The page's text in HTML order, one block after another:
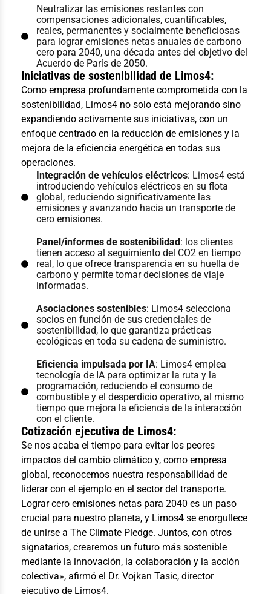
Neutralizar las emisiones restantes con
compensaciones adicionales, cuantificables,
reales, permanentes y socialmente beneficiosas
para lograr emisiones netas anuales de carbono
cero para 2040, una década antes del objetivo del
Acuerdo de París de 2050.
Iniciativas de sostenibilidad de Limos4:
Como empresa profundamente comprometida con la
sostenibilidad, Limos4 no solo está mejorando sino
expandiendo activamente sus iniciativas, con un
enfoque centrado en la reducción de emisiones y la
mejora de la eficiencia energética en todas sus
operaciones.
Integración de vehículos eléctricos: Limos4 está
introduciendo vehículos eléctricos en su flota
global, reduciendo significativamente las
emisiones y avanzando hacia un transporte de
cero emisiones.
Panel/informes de sostenibilidad : los clientes
tienen acceso al seguimiento del CO2 en tiempo
real, lo que ofrece transparencia en su huella de
carbono y permite tomar decisiones de viaje
informadas.
Asociaciones sostenibles: Limos4 selecciona
socios en función de sus credenciales de
sostenibilidad, lo que garantiza prácticas
ecológicas en toda su cadena de suministro.
Eficiencia impulsada por IA: Limos4 emplea
tecnología de IA para optimizar la ruta y la
programación, reduciendo el consumo de
combustible y el desperdicio operativo, al mismo
tiempo que mejora la eficiencia de la interacción
con el cliente.
Cotización ejecutiva de Limos4:
Se nos acaba el tiempo para evitar los peores
impactos del cambio climático y, como empresa
global, reconocemos nuestra responsabilidad de
liderar con el ejemplo en el sector del transporte.
Lograr cero emisiones netas para 2040 es un paso
crucial para nuestro planeta, y Limos4 se enorgullece
de unirse a The Climate Pledge. Juntos, con otros
signatarios, crearemos un futuro más sostenible
mediante la innovación, la colaboración y la acción
colectiva», afirmó el Dr. Vojkan Tasic, director
ejecutivo de Limos4.